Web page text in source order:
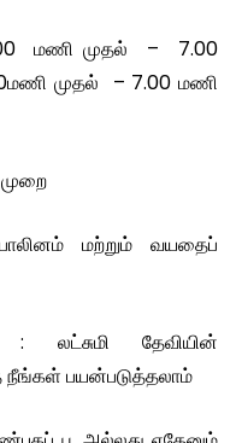
மணி முதல் – 7.00
முதல் – 7.00 மணி
மற்றும் வயதைப்
தேவியின்
நீங்கள் பயன்படுத்தலாம்